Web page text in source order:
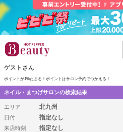
ゲストさん
ポイントが1%たまる！ ポイントはサロン予約でつかえる！
ネイル・まつげサロンの検索結果
エリア 北九州
日付 指定なし
来店時刻 指定なし